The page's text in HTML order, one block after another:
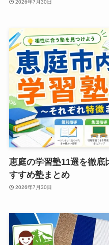
2026年7月30日
恵庭の学習塾11選を徹底
すすめ塾まとめ
2026年7月30日